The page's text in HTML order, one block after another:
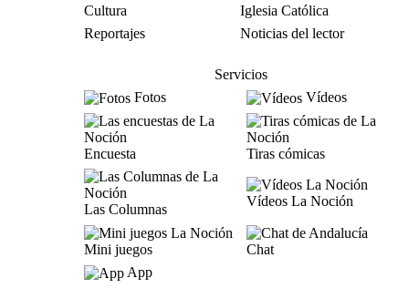
Cultura
Iglesia Católica
Reportajes
Noticias del lector
Servicios
Fotos
Vídeos
Encuesta Tiras cómicas
Las Columnas
Vídeos La Noción
Mini juegos
Chat
App